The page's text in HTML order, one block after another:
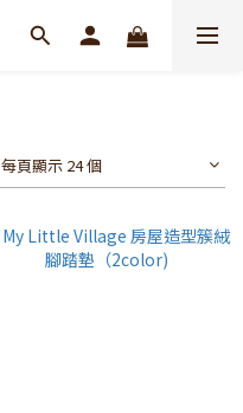
每頁顯示 24 個